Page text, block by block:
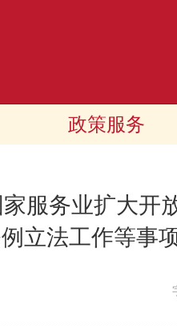
政策服务
服务业扩大开
立法工作等事